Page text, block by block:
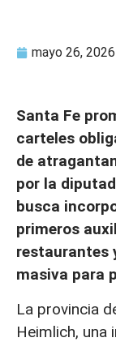
mayo 26, 2026
Santa Fe
carteles
de
por la
busca
primeros
restaurantes
masiva para
La provincia
Heimlich, una